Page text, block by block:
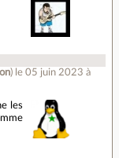
) le 05 juin 2023 à
les